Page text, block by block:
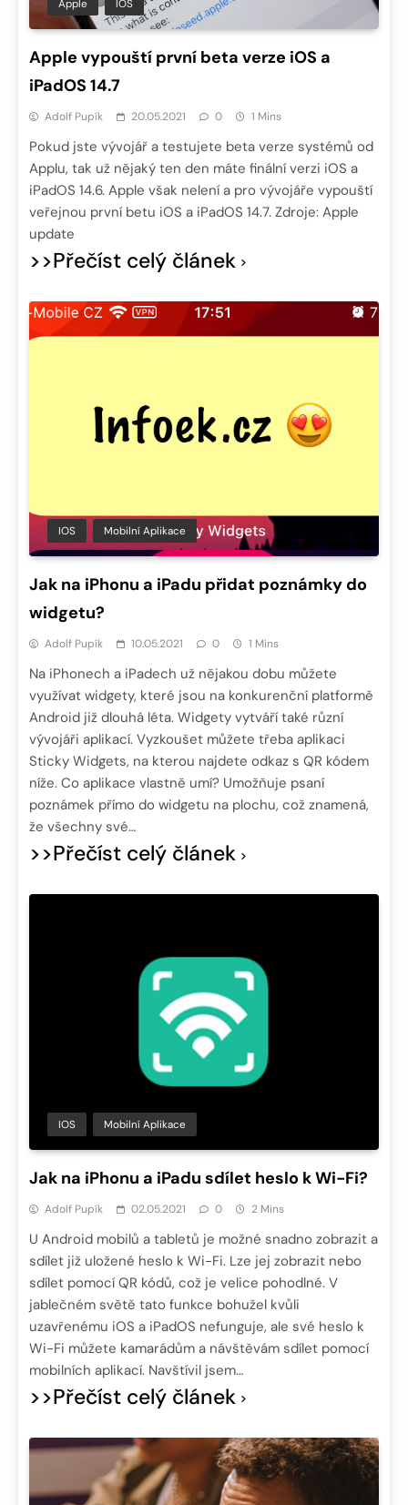
Apple IOS
Apple vypouští první beta verze iOS a
iPadOS 14.7
Adolf Pupík 20.05.2021 0 1 Mins
Pokud jste vývojář a testujete beta verze systémů od
Applu, tak už nějaký ten den máte finální verzi iOS a
iPadOS 14.6. Apple však nelení a pro vývojáře vypouští
veřejnou první betu iOS a iPadOS 14.7. Zdroje: Apple
update
>>Přečíst celý článek
IOS Mobilní Aplikace
Jak na iPhonu a iPadu přidat poznámky do
widgetu?
Adolf Pupík 10.05.2021 0 1 Mins
Na iPhonech a iPadech už nějakou dobu můžete
využívat widgety, které jsou na konkurenční platformě
Android již dlouhá léta. Widgety vytváří také různí
vývojáři aplikací. Vyzkoušet můžete třeba aplikaci
Sticky Widgets, na kterou najdete odkaz s QR kódem
níže. Co aplikace vlastně umí? Umožňuje psaní
poznámek přímo do widgetu na plochu, což znamená,
že všechny své…
>>Přečíst celý článek
IOS Mobilní Aplikace
Jak na iPhonu a iPadu sdílet heslo k Wi-Fi?
Adolf Pupík 02.05.2021 0 2 Mins
U Android mobilů a tabletů je možné snadno zobrazit a
sdílet již uložené heslo k Wi-Fi. Lze jej zobrazit nebo
sdílet pomocí QR kódů, což je velice pohodlné. V
jablečném světě tato funkce bohužel kvůli
uzavřenému iOS a iPadOS nefunguje, ale své heslo k
Wi-Fi můžete kamarádům a návštěvám sdílet pomocí
mobilních aplikací. Navštívil jsem…
>>Přečíst celý článek